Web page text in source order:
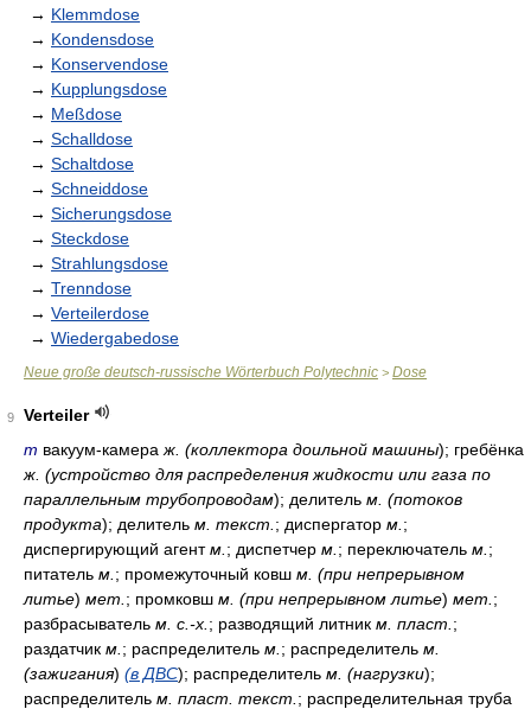
→ Klemmdose
→ Kondensdose
→ Konservendose
→ Kupplungsdose
→ Meßdose
→ Schalldose
→ Schaltdose
→ Schneiddose
→ Sicherungsdose
→ Steckdose
→ Strahlungsdose
→ Trenndose
→ Verteilerdose
→ Wiedergabedose
Neue große deutsch-russische Wörterbuch Polytechnic > Dose
9
Verteiler
m вакуум-камера ж. (коллектора доильной машины); гребёнка
ж. (устройство для распределения жидкости или газа по
параллельным трубопроводам); делитель м. (потоков
продукта); делитель м. текст. ; диспергатор м. ;
диспергирующий агентм. ; диспетчер м. ; переключатель м. ;
питатель м. ; промежуточный ковш м. (при непрерывном
литье) мет. ; промковш м. (при непрерывном литье) мет. ;
разбрасыватель м. с.-х. ; разводящий литник м. пласт. ;
раздатчик м. ; распределитель м. ; распределитель м.
(зажигания) (в ДВС); распределитель м. (нагрузки);
распределитель м. пласт. текст. ; распределительная труба